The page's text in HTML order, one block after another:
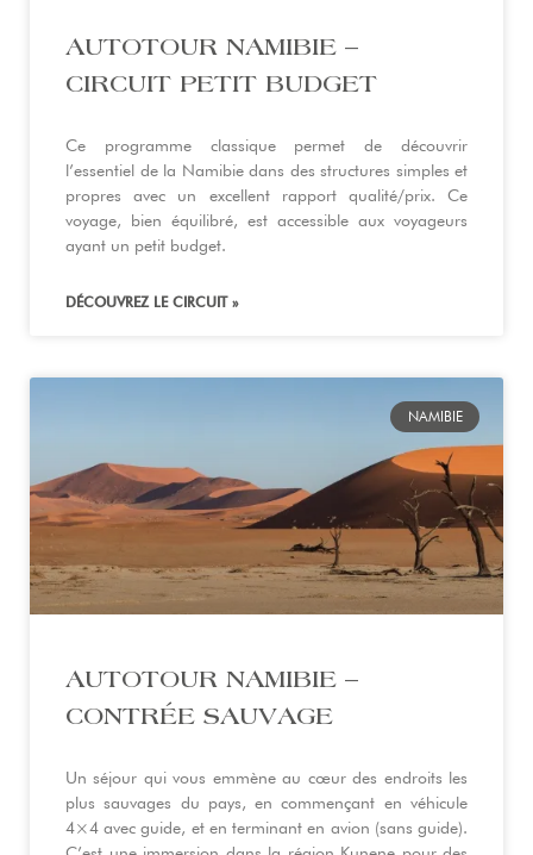
AUTOTOUR NAMIBIE –
CIRCUIT PETIT BUDGET
Ce programme classique permet de découvrir
l’essentiel de la Namibie dans des structures simples et
propres avec un excellent rapport qualité/prix. Ce
voyage, bien équilibré, est accessible aux voyageurs
ayant un petit budget.
DÉCOUVREZ LE CIRCUIT »
NAMIBIE
AUTOTOUR NAMIBIE –
CONTRÉE SAUVAGE
Un séjour qui vous emmène au cœur des endroits les
plus sauvages du pays, en commençant en véhicule
4×4 avec guide, et en terminant en avion (sans guide).